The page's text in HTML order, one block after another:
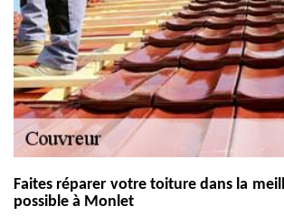
Faites réparer votre toiture dans la
possible à Monlet